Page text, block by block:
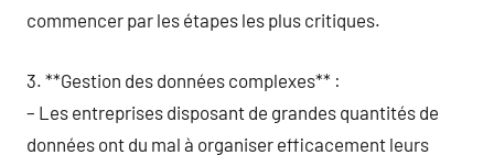
commencer par les étapes les plus critiques.
3. **Gestion des données complexes** :
– Les entreprises disposant de grandes quantités de
données ont du mal à organiser efficacement leurs